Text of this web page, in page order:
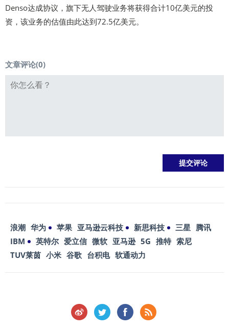
Denso达成协议，旗下无人驾驶业务将获得合计10亿美元的投
资，该业务的估值由此达到72.5亿美元。
文章评论(0)
浪潮 华为 苹果 亚马逊云科技 新思科技 三星 腾讯
IBM
英特尔 爱立信 微软 亚马逊 5G 推特 索尼
TUV莱茵 小米 谷歌 台积电 软通动力